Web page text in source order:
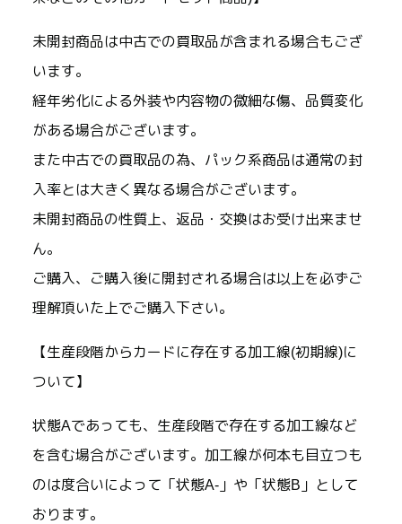
未開封商品は中古での買取品が含まれる場合もござ
います。
経年劣化による外装や内容物の微細な傷、品質変化
がある場合がございます。
また中古での買取品の為、パック系商品は通常の封
入率とは大きく異なる場合がございます。
未開封商品の性質上、返品・交換はお受け出来ませ
ん。
ご購入、ご購入後に開封される場合は以上を必ずご
理解頂いた上でご購入下さい。
【生産段階からカードに存在する加工線(初期線)に
ついて】
状態Aであっても、生産段階で存在する加工線など
を含む場合がございます。加工線が何本も目立つも
のは度合いによって「状態A-」や「状態B」として
おります。